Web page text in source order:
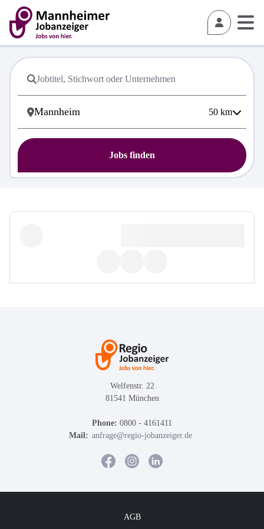
50 km
Jobs finden
Welfenstr. 22
81541 München
Phone: 0800 - 4161411
Mail: anfrage@regio-jobanzeiger.de
AGB